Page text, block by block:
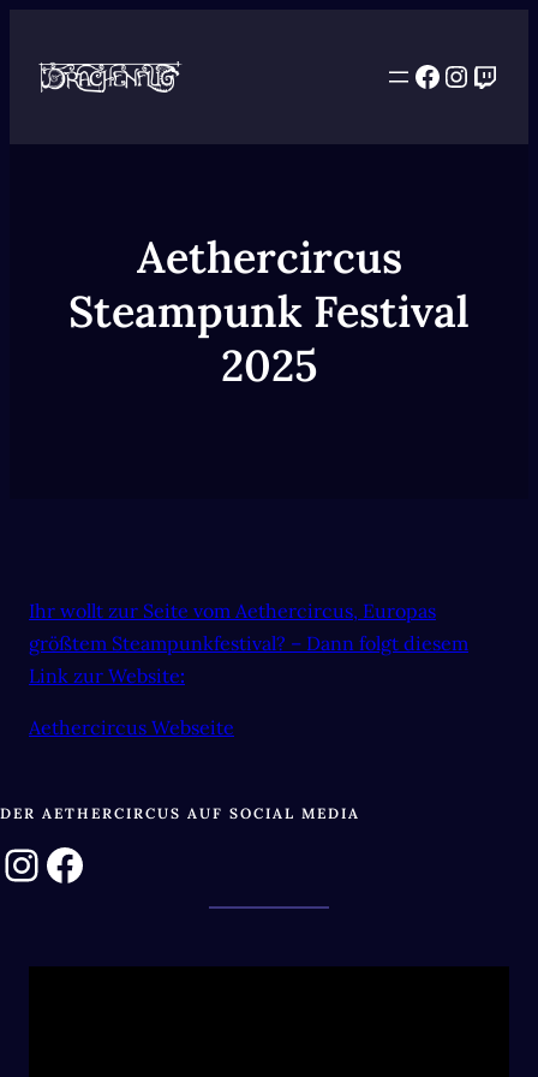
Facebook
Aethercircus
Steampunk Festival
2025
Ihr wollt zur Seite vom Aethercircus, Europas
größtem Steampunkfestival? – Dann folgt diesem
Link zur Website:
Aethercircus Webseite
DER AETHERCIRCUS AUF SOCIAL MEDIA
InstagramFacebook